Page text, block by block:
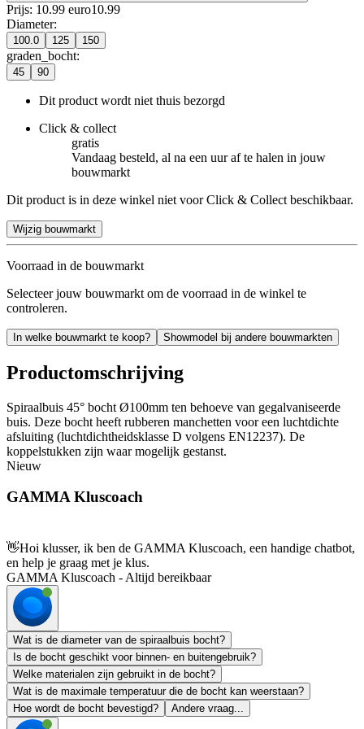
Prijs: 10.99 euro10.99
Diameter:
100.0 125 150
graden_bocht:
45 90
Dit product wordt niet thuis bezorgd
Click & collect
gratis
Vandaag besteld, al na een uur af te halen in jouw
bouwmarkt
Dit product is in deze winkel niet voor Click & Collect beschikbaar.
Wijzig bouwmarkt
Voorraad in de bouwmarkt
Selecteer jouw bouwmarkt om de voorraad in de winkel te
controleren.
In welke bouwmarkt te koop? Showmodel bij andere bouwmarkten
Productomschrijving
Spiraalbuis 45° bocht Ø100mm ten behoeve van gegalvaniseerde
buis. Deze bocht heeft rubberen manchetten voor een luchtdichte
afsluiting (luchtdichtheidsklasse D volgens EN12237). De
koppelstukken zijn waar mogelijk gestanst.
Nieuw
GAMMA Kluscoach
👋Hoi klusser, ik ben de GAMMA Kluscoach, een handige chatbot,
en help je graag met je klus.
GAMMA Kluscoach - Altijd bereikbaar
Wat is de diameter van de spiraalbuis bocht?
Is de bocht geschikt voor binnen- en buitengebruik?
Welke materialen zijn gebruikt in de bocht?
Wat is de maximale temperatuur die de bocht kan weerstaan?
Hoe wordt de bocht bevestigd?
Andere vraag...